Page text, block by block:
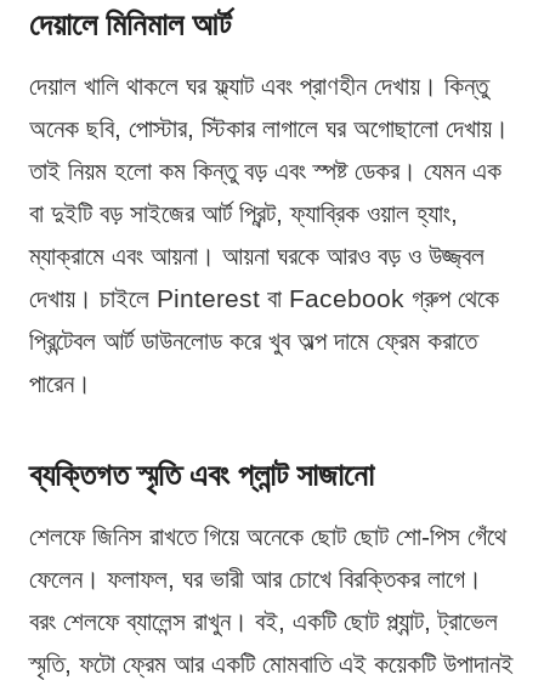
দেয়ালে মিনিমাল আর্ট
দেয়াল খালি থাকলে ঘর ফ্ল্যাট এবং প্রাণহীন দেখায়। কিন্তু
অনেক ছবি, পোস্টার, স্টিকার লাগালে ঘর অগোছালো দেখায়।
তাই নিয়ম হলো কম কিন্তু বড় এবং স্পষ্ট ডেকর। যেমন এক
বা দুইটি বড় সাইজের আর্ট প্রিন্ট, ফ্যাব্রিক ওয়াল হ্যাং,
ম্যাক্রামে এবং আয়না। আয়না ঘরকে আরও বড় ও উজ্জ্বল
দেখায়। চাইলে Pinterest বা Facebook গ্রুপ থেকে
প্রিন্টেবল আর্ট ডাউনলোড করে খুব অল্প দামে ফ্রেম করাতে
পারেন।
ব্যক্তিগত স্মৃতি এবং প্লান্ট সাজানো
শেলফে জিনিস রাখতে গিয়ে অনেকে ছোট ছোট শো-পিস গেঁথে
ফেলেন। ফলাফল, ঘর ভারী আর চোখে বিরক্তিকর লাগে।
বরং শেলফে ব্যালেন্স রাখুন। বই, একটি ছোট প্ল্যান্ট, ট্রাভেল
স্মৃতি, ফটো ফ্রেম আর একটি মোমবাতি এই কয়েকটি উপাদানই